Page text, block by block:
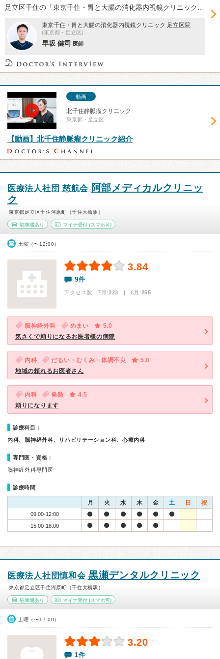
東京千住・胃と大腸の消化器内視鏡クリニック 足立区院
(東京都・足立区)
早坂 健司 医師
動画
北千住静脈瘤クリニック
東京都・足立区
【動画】北千住静脈瘤クリニック紹介
医療法人社団 慈航会 阿部メディカルクリニッ
ク
東京都足立区千住河原町（千住大橋駅）
駐車場あり マイナ受付(スマホ可)
土曜（〜12:00）
3.84
9件
アクセス数 7月:223 | 6月:255
脳神経外科 めまい
5.0
気さくで頼りになるお医者様の病院
内科 だるい・むくみ・体調不良
5.0
地域の頼れるお医者さん
内科 発熱
4.5
頼りになります
診療科目：
内科、脳神経外科、リハビリテーション科、心療内科
専門医・資格：
脳神経外科専門医
診療時間
月 火 水 木 金 土 日 祝
09:00-12:00
15:00-18:00
医療法人社団慎和会 黒瀬デンタルクリニック
東京都足立区千住河原町（千住大橋駅）
駐車場あり マイナ受付(スマホ可)
土曜（〜17:00）
3.20
1件